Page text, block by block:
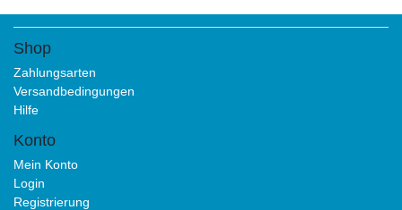
Shop
Zahlungsarten
Versandbedingungen
Hilfe
Konto
Mein Konto
Login
Registrierung